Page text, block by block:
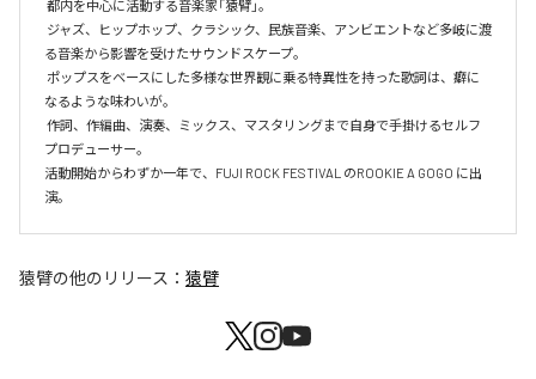
る音楽から影響を受けたサウンドスケープ。
なるような味わいが。
プロデューサー。
活動開始からわずか一年で、FUJI ROCK FESTIVAL のROOKIE A GOGO に出
演。
猿臂の他のリリース： 猿臂